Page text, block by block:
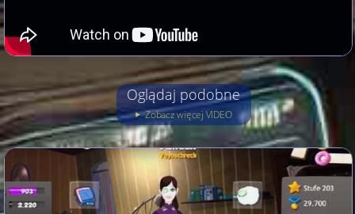
Oglądaj podobne
Zobacz więcej VIDEO